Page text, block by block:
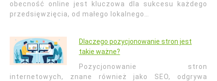
obecność online jest kluczowa dla sukcesu każdego
przedsięwzięcia, od małego lokalnego…
Dlaczego pozycjonowanie stron jest
takie ważne?
Pozycjonowanie stron
internetowych, znane również jako SEO, odgrywa